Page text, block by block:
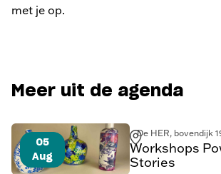
met je op.
Meer uit de agenda
05
Aug
De HER, bovendijk
Workshops
Stories